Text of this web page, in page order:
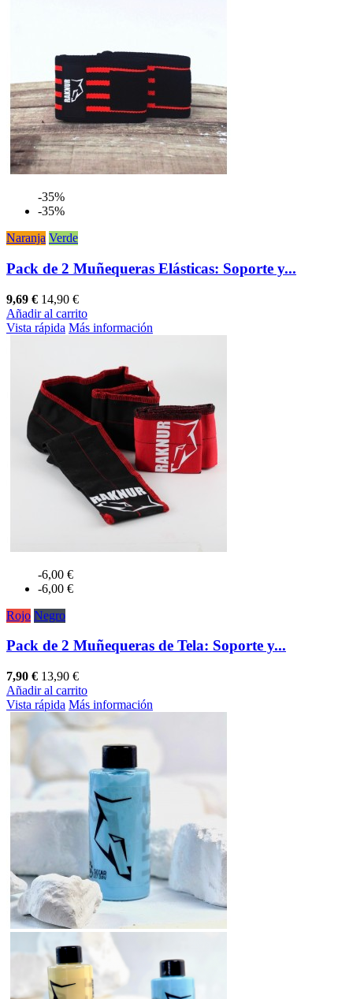
-35%
-35%
Naranja Verde
Pack de 2 Muñequeras Elásticas: Soporte y...
9,69 € 14,90 €
Añadir al carrito
Vista rápida Más información
-6,00 €
-6,00 €
Rojo Negro
Pack de 2 Muñequeras de Tela: Soporte y...
7,90 € 13,90 €
Añadir al carrito
Vista rápida Más información